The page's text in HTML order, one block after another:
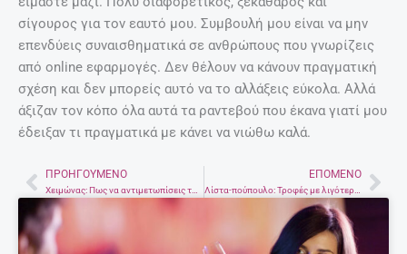
σίγουρος για τον εαυτό μου. Συμβουλή μου είναι να μην
επενδύεις συναισθηματικά σε ανθρώπους που γνωρίζεις
από online εφαρμογές. Δεν θέλουν να κάνουν πραγματική
σχέση και δεν μπορείς αυτό να το αλλάξεις εύκολα. Αλλά
άξιζαν τον κόπο όλα αυτά τα ραντεβού που έκανα γιατί μου
έδειξαν τι πραγματικά με κάνει να νιώθω καλά.
PrevΠΡΟΗΓΟΎΜΕΝΟ ΕΠΌΜΕΝΟ
Λίστα-πούπουλο: Τροφές με λιγότερες από 50 θερμίδες!!!